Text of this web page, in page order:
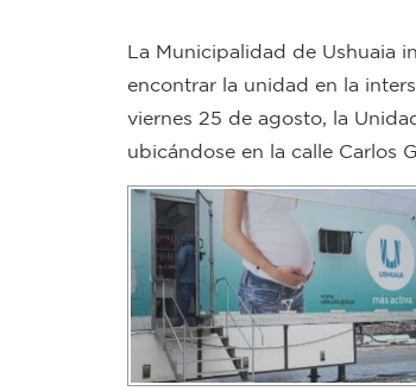
La Municipalidad de Ushuaia
encontrar la unidad en la
viernes 25 de agosto, la
ubicándose en la calle Carlos